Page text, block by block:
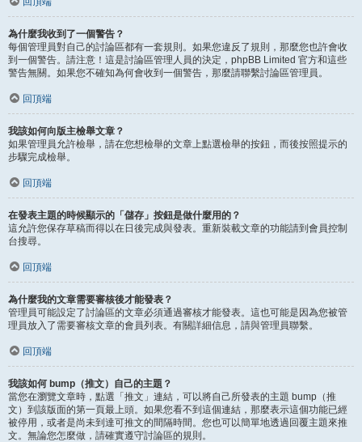
為什麼我收到了一個警告？
每個管理員對自己的討論區都有一套規則。如果您違反了規則，那麼您也許會收
到一個警告。請注意！這是討論區管理人員的決定，phpBB Limited 官方和這些
警告無關。如果您不確知為何會收到一個警告，那麼請聯繫討論區管理員。
回頂端
我該如何向版主檢舉文章？
如果管理員允許檢舉，請在您想檢舉的文章上點選檢舉的按鈕，而後按照提示的
步驟完成檢舉。
回頂端
在發表主題的時候顯示的「儲存」按鈕是做什麼用的？
這允許您保存草稿而得以在日後完成與發表。重新裝載文章的功能請到會員控制
台搜尋。
回頂端
為什麼我的文章需要審核後才能發表？
管理員可能設定了討論區的文章必須通過審核才能發表。這也可能是因為您被管
理員放入了需要審核文章的會員列表。有關詳細信息，請與管理員聯繫。
回頂端
我該如何 bump（推文）自己的主題？
當您在瀏覽文章時，點選「推文」連結，可以將自己所發表的主題 bump（推
文）到該版面的第一頁最上頭。如果您看不到這個連結，那麼表示這個功能已經
被停用，或者是尚未到達可推文的間隔時間。您也可以簡單地透過回覆主題來推
文。無論您怎麼做，請確實遵守討論區的規則。